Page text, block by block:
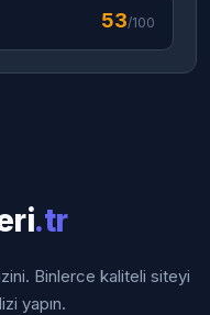
53/100
.tr
Binlerce kaliteli siteyi
yapın.